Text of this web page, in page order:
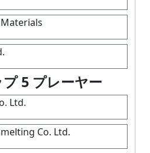
5 プレーヤー
Ltd.
Co. Ltd.